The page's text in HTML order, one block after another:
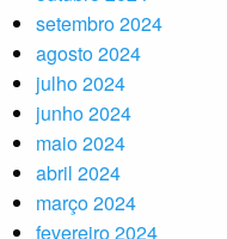
setembro 2024
agosto 2024
julho 2024
junho 2024
maio 2024
abril 2024
março 2024
fevereiro 2024